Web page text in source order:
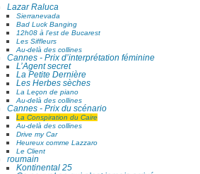
Lazar Raluca
Sierranevada
Bad Luck Banging
12h08 à l’est de Bucarest
Les Siffleurs
Au-delà des collines
Cannes - Prix d’interprétation féminine
L’Agent secret
La Petite Dernière
Les Herbes sèches
La Leçon de piano
Au-delà des collines
Cannes - Prix du scénario
La Conspiration du Caire
Au-delà des collines
Drive my Car
Heureux comme Lazzaro
Le Client
roumain
Kontinental 25